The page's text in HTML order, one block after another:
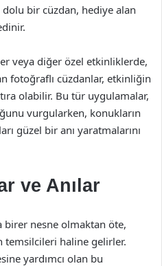
bir cüzdan, hediye alan
veya diğer özel etkinliklerde,
fotoğraflı cüzdanlar, etkinliğin
olabilir. Bu tür uygulamalar,
vurgularken, konukların
güzel bir anı yaratmalarını
ve Anılar
birer nesne olmaktan öte,
temsilcileri haline gelirler.
yardımcı olan bu